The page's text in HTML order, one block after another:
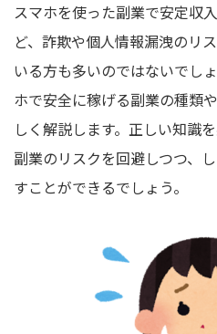
スマホを使った副業で安定収
ど、詐欺や個人情報漏洩のリ
いる方も多いのではないでし
ホで安全に稼げる副業の種類
しく解説します。正しい知識
副業のリスクを回避しつつ、
すことができるでしょう。